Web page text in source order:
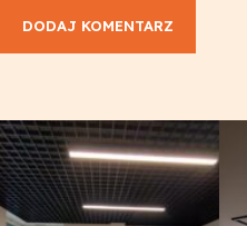
DODAJ KOMENTARZ